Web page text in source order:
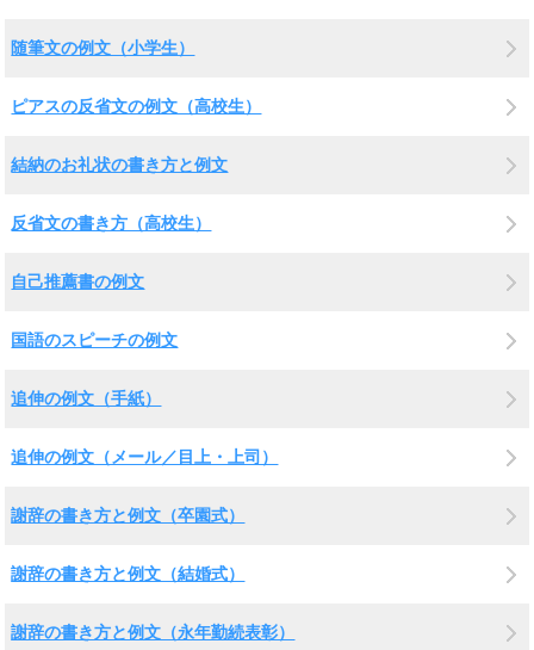
随筆文の例文（小学生）
ピアスの反省文の例文（高校生）
結納のお礼状の書き方と例文
反省文の書き方（高校生）
自己推薦書の例文
国語のスピーチの例文
追伸の例文（手紙）
追伸の例文（メール／目上・上司）
謝辞の書き方と例文（卒園式）
謝辞の書き方と例文（結婚式）
謝辞の書き方と例文（永年勤続表彰）